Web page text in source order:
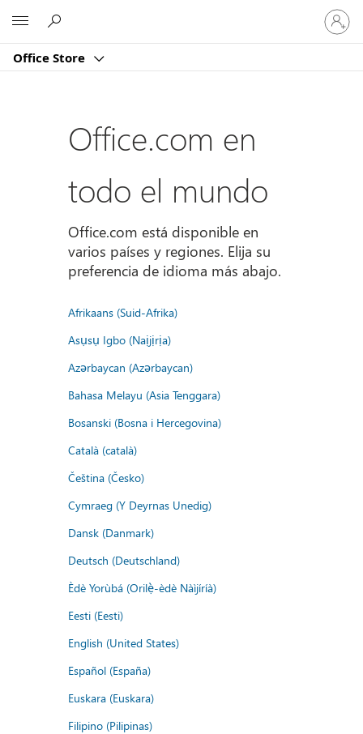
Office Store
Iniciar
sesión
en
cuenta
Office.com en
todo el mundo
Office.com está disponible en
varios países y regiones. Elija su
preferencia de idioma más abajo.
Afrikaans (Suid-Afrika)
Asụsụ Igbo (Naịjịrịa)
Azərbaycan (Azərbaycan)
Bahasa Melayu (Asia Tenggara)
Bosanski (Bosna i Hercegovina)
Català (català)
Čeština (Česko)
Cymraeg (Y Deyrnas Unedig)
Dansk (Danmark)
Deutsch (Deutschland)
Èdè Yorùbá (Orilẹ̀-èdè Nàìjíríà)
Eesti (Eesti)
English (United States)
Español (España)
Euskara (Euskara)
Filipino (Pilipinas)